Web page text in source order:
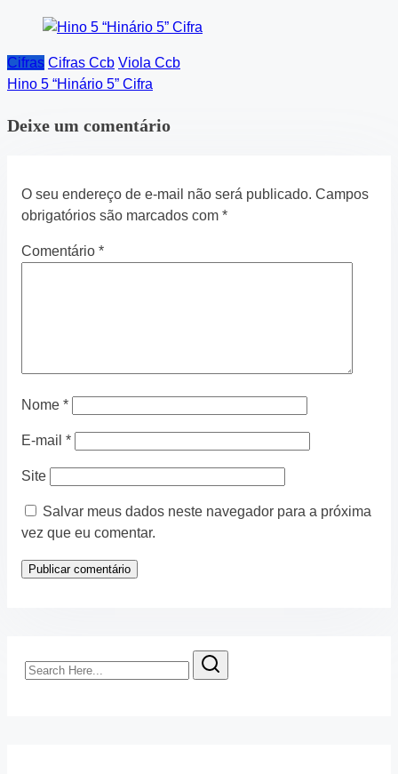
Cifras Cifras Ccb Viola Ccb
Hino 5 “Hinário 5” Cifra
Deixe um comentário
O seu endereço de e-mail não será publicado. Campos
obrigatórios são marcados com *
Comentário *
Nome *
E-mail *
Site
Salvar meus dados neste navegador para a próxima
vez que eu comentar.
Search
Here...